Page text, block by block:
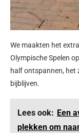
We maakten het
Olympische Spelen
half ontspannen, het
bijblijven.
Lees ook: Een
plekken om